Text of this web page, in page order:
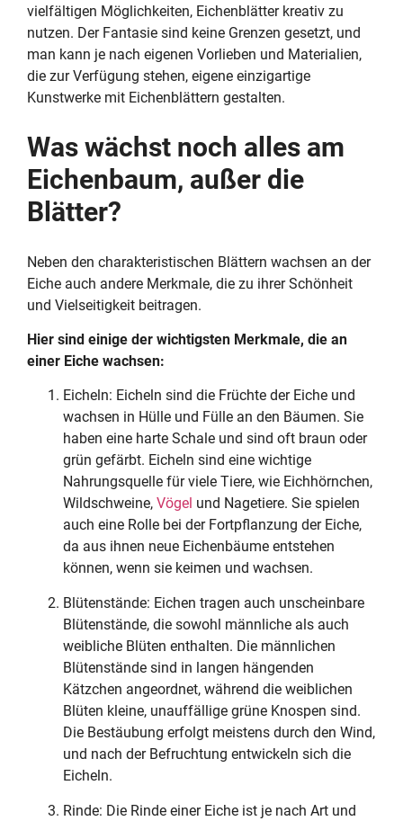
vielfältigen Möglichkeiten, Eichenblätter kreativ zu
nutzen. Der Fantasie sind keine Grenzen gesetzt, und
man kann je nach eigenen Vorlieben und Materialien,
die zur Verfügung stehen, eigene einzigartige
Kunstwerke mit Eichenblättern gestalten.
Was wächst noch alles am
Eichenbaum, außer die
Blätter?
Neben den charakteristischen Blättern wachsen an der
Eiche auch andere Merkmale, die zu ihrer Schönheit
und Vielseitigkeit beitragen.
Hier sind einige der wichtigsten Merkmale, die an
einer Eiche wachsen:
Eicheln: Eicheln sind die Früchte der Eiche und
wachsen in Hülle und Fülle an den Bäumen. Sie
haben eine harte Schale und sind oft braun oder
grün gefärbt. Eicheln sind eine wichtige
Nahrungsquelle für viele Tiere, wie Eichhörnchen,
Wildschweine, Vögel und Nagetiere. Sie spielen
auch eine Rolle bei der Fortpflanzung der Eiche,
da aus ihnen neue Eichenbäume entstehen
können, wenn sie keimen und wachsen.
Blütenstände: Eichen tragen auch unscheinbare
Blütenstände, die sowohl männliche als auch
weibliche Blüten enthalten. Die männlichen
Blütenstände sind in langen hängenden
Kätzchen angeordnet, während die weiblichen
Blüten kleine, unauffällige grüne Knospen sind.
Die Bestäubung erfolgt meistens durch den Wind,
und nach der Befruchtung entwickeln sich die
Eicheln.
Rinde: Die Rinde einer Eiche ist je nach Art und